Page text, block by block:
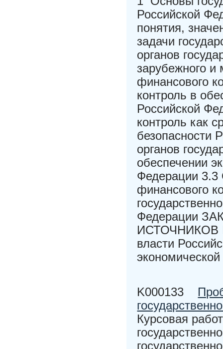
Российской
понятия,
задачи
органов
зарубежного и
финансового
контроль в
Российской
контроль как
безопасности
органов
обеспечении
Федерации 3.3
финансового
Федерации
ИСТОЧНИКОВ В
власти
экономической
K000133
Курсовая